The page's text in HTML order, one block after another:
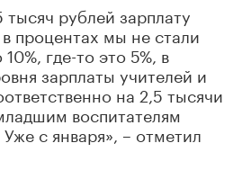
рублей зарплату
процентах мы не стали
где-то это 5%, в
зарплаты учителей и
на 2,5 тысячи
воспитателям
с января», – отметил